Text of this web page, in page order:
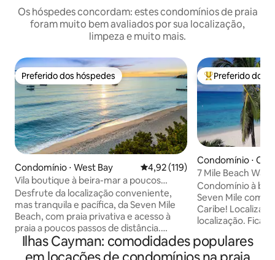
Os hóspedes concordam: estes condomínios de praia
foram muito bem avaliados por sua localização,
limpeza e muito mais.
Preferido dos hóspedes
Preferido dos hóspedes
Condomínio ⋅ West Bay 4,92 de uma avaliação média de
4,92 (119)
Vila boutique à beira-mar a poucos
passos de Seven Mile Beach
Desfrute da localização conveniente,
mas tranquila e pacífica, da Seven Mile
Beach, com praia privativa e acesso à
praia a poucos passos de distância.
Desfrute de curtos pores do sol e
caminhadas na praia para alguns dos
Entre os
Preferido dos
Condomínio ⋅
s
7 Mile Beach
Joia escondida!
Condomínio à
Seven Mile com
Caribe!
localização. Ficar
uma experiência
esquecerá. Um sofá-cama confortável
Ilhas Cayman: comodidades populares